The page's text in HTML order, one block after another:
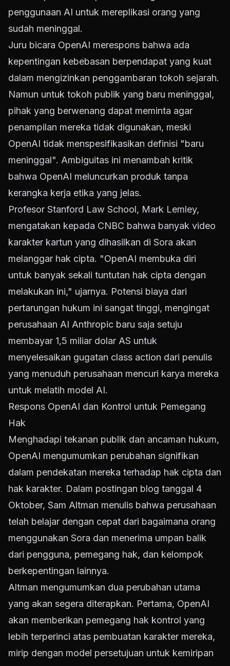
penggunaan AI untuk mereplikasi orang yang
sudah meninggal.
Juru bicara OpenAI merespons bahwa ada
kepentingan kebebasan berpendapat yang kuat
dalam mengizinkan penggambaran tokoh sejarah.
Namun untuk tokoh publik yang baru meninggal,
pihak yang berwenang dapat meminta agar
penampilan mereka tidak digunakan, meski
OpenAI tidak menspesifikasikan definisi "baru
meninggal". Ambiguitas ini menambah kritik
bahwa OpenAI meluncurkan produk tanpa
kerangka kerja etika yang jelas.
Profesor Stanford Law School, Mark Lemley,
mengatakan kepada CNBC bahwa banyak video
karakter kartun yang dihasilkan di Sora akan
melanggar hak cipta. "OpenAI membuka diri
untuk banyak sekali tuntutan hak cipta dengan
melakukan ini," ujarnya. Potensi biaya dari
pertarungan hukum ini sangat tinggi, mengingat
perusahaan AI Anthropic baru saja setuju
membayar 1,5 miliar dolar AS untuk
menyelesaikan gugatan class action dari penulis
yang menuduh perusahaan mencuri karya mereka
untuk melatih model AI.
Respons OpenAI dan Kontrol untuk Pemegang
Hak
Menghadapi tekanan publik dan ancaman hukum,
OpenAI mengumumkan perubahan signifikan
dalam pendekatan mereka terhadap hak cipta dan
hak karakter. Dalam postingan blog tanggal 4
Oktober, Sam Altman menulis bahwa perusahaan
telah belajar dengan cepat dari bagaimana orang
menggunakan Sora dan menerima umpan balik
dari pengguna, pemegang hak, dan kelompok
berkepentingan lainnya.
Altman mengumumkan dua perubahan utama
yang akan segera diterapkan. Pertama, OpenAI
akan memberikan pemegang hak kontrol yang
lebih terperinci atas pembuatan karakter mereka,
mirip dengan model persetujuan untuk kemiripan